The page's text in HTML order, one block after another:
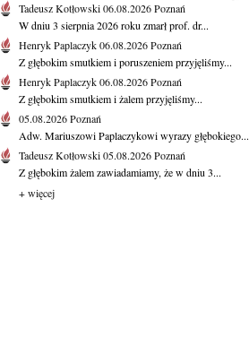
Tadeusz Kotłowski06.08.2026Poznań
W dniu 3 sierpnia 2026 roku zmarł prof. dr...
Henryk Paplaczyk06.08.2026Poznań
Z głębokim smutkiem i poruszeniem przyjęliśmy...
Henryk Paplaczyk06.08.2026Poznań
Z głębokim smutkiem i żalem przyjęliśmy...
05.08.2026Poznań
Adw. Mariuszowi Paplaczykowi wyrazy głębokiego...
Tadeusz Kotłowski05.08.2026Poznań
Z głębokim żalem zawiadamiamy, że w dniu 3...
+ więcej